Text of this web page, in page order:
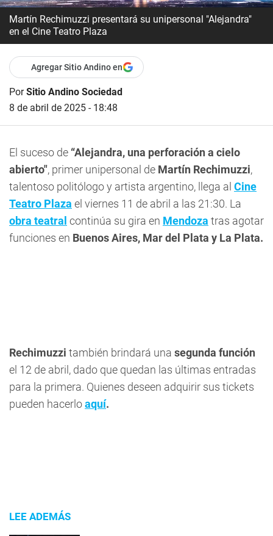
Martín Rechimuzzi presentará su unipersonal "Alejandra"
en el Cine Teatro Plaza
Agregar Sitio Andino en
PorSitio Andino Sociedad
8 de abril de 2025 - 18:48
El suceso de “Alejandra, una perforación a cielo
abierto", primer unipersonal de Martín Rechimuzzi,
talentoso politólogo y artista argentino, llega al Cine
Teatro Plaza el viernes 11 de abril a las 21:30. La
obra teatral continúa su gira en Mendoza tras agotar
funciones en Buenos Aires, Mar del Plata y La Plata.
Rechimuzzi también brindará una segunda función
el 12 de abril, dado que quedan las últimas entradas
para la primera. Quienes deseen adquirir sus tickets
pueden hacerloaquí.
LEE ADEMÁS